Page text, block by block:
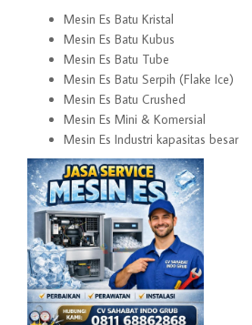
Mesin Es Batu Kristal
Mesin Es Batu Kubus
Mesin Es Batu Tube
Mesin Es Batu Serpih (Flake Ice)
Mesin Es Batu Crushed
Mesin Es Mini & Komersial
Mesin Es Industri kapasitas besar